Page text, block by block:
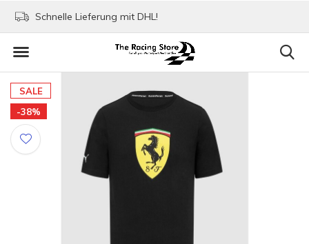
Schnelle Lieferung mit DHL!
SALE
-38%